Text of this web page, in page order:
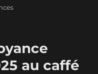
au caffé